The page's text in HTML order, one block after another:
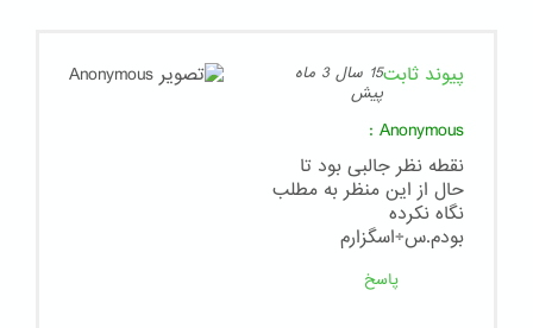
پیوند ثابت
15 سال 3 ماه
پیش
Anonymous
:
نقطه نظر جالبی بود تا
حال از این منظر به مطلب
نگاه نکرده
بودم.س÷اسگزارم
پاسخ